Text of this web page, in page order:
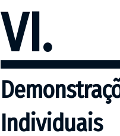
VI.
Individuais